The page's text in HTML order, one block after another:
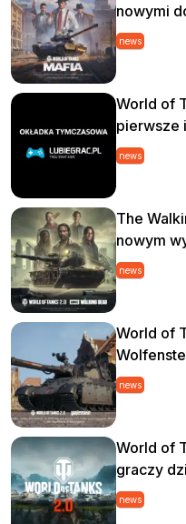
nowymi
news
World of
pierwsze
news
The
nowym
news
World of
news
World of
graczy
news